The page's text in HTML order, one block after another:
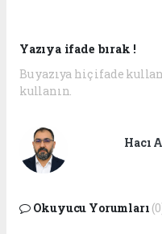
Yazıya ifade bırak !
Bu yazıya hiç ifade
kullanın.
Hacı
Okuyucu Yorumları